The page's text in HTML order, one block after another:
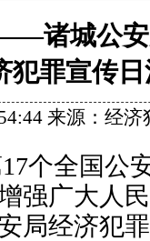
诸城公安
犯罪宣传
来源：经
个全国公
强广大人
局经济犯